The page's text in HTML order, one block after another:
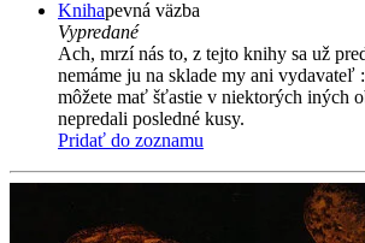
Knihapevná väzba
Vypredané
Ach, mrzí nás to, z tejto knihy sa už
nemáme ju na sklade my ani vydavateľ
môžete mať šťastie v niektorých iných
nepredali posledné kusy.
Pridať do zoznamu